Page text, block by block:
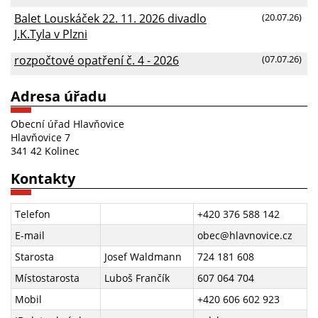
(20.07.26)
Balet Louskáček 22. 11. 2026 divadlo
J.K.Tyla v Plzni
(07.07.26)
rozpočtové opatření č. 4 - 2026
Adresa úřadu
Obecní úřad Hlavňovice
Hlavňovice 7
341 42 Kolinec
Kontakty
Telefon
+420 376 588 142
E-mail
obec@hlavnovice.cz
Starosta
Josef Waldmann
724 181 608
Místostarosta
Luboš Frančík
607 064 704
Mobil
+420 606 602 923